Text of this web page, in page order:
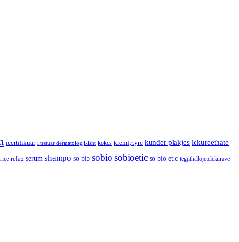
icertifikuar i testuar dermatologjikisht kokos kremfytyre kunder plakjes lekureethate
relax serum shampo so bio sobio sobioetic so bio etic tegjithallojetelekurave